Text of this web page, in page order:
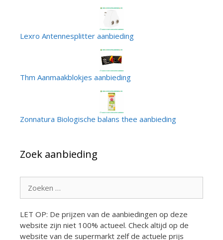
Lexro Antennesplitter aanbieding
Thm Aanmaakblokjes aanbieding
Zonnatura Biologische balans thee aanbieding
Zoek aanbieding
naar:
LET OP: De prijzen van de aanbiedingen op deze
website zijn niet 100% actueel. Check altijd op de
website van de supermarkt zelf de actuele prijs